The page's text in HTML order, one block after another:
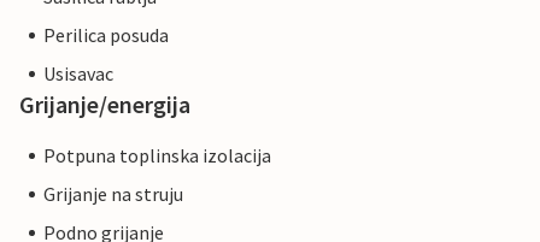
Perilica posuda
Usisavac
Grijanje/energija
Potpuna toplinska izolacija
Grijanje na struju
Podno grijanje